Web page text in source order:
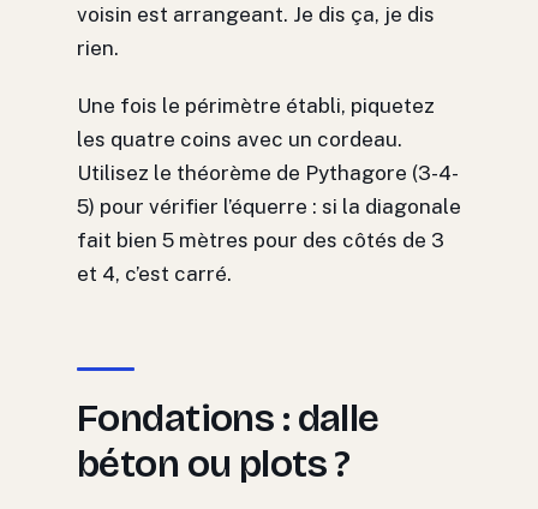
voisin est arrangeant. Je dis ça, je dis
rien.
Une fois le périmètre établi, piquetez
les quatre coins avec un cordeau.
Utilisez le théorème de Pythagore (3-4-
5) pour vérifier l’équerre : si la diagonale
fait bien 5 mètres pour des côtés de 3
et 4, c’est carré.
Fondations : dalle
béton ou plots ?